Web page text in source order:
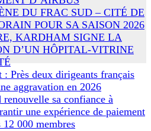
DU FRAC SUD – CITÉ DE
POUR SA SAISON 2026
KARDHAM SIGNE LA
D’UN HÔPITAL-VITRINE
: Près deux dirigeants français
aggravation en 2026
renouvelle sa confiance à
une expérience de paiement
000 membres